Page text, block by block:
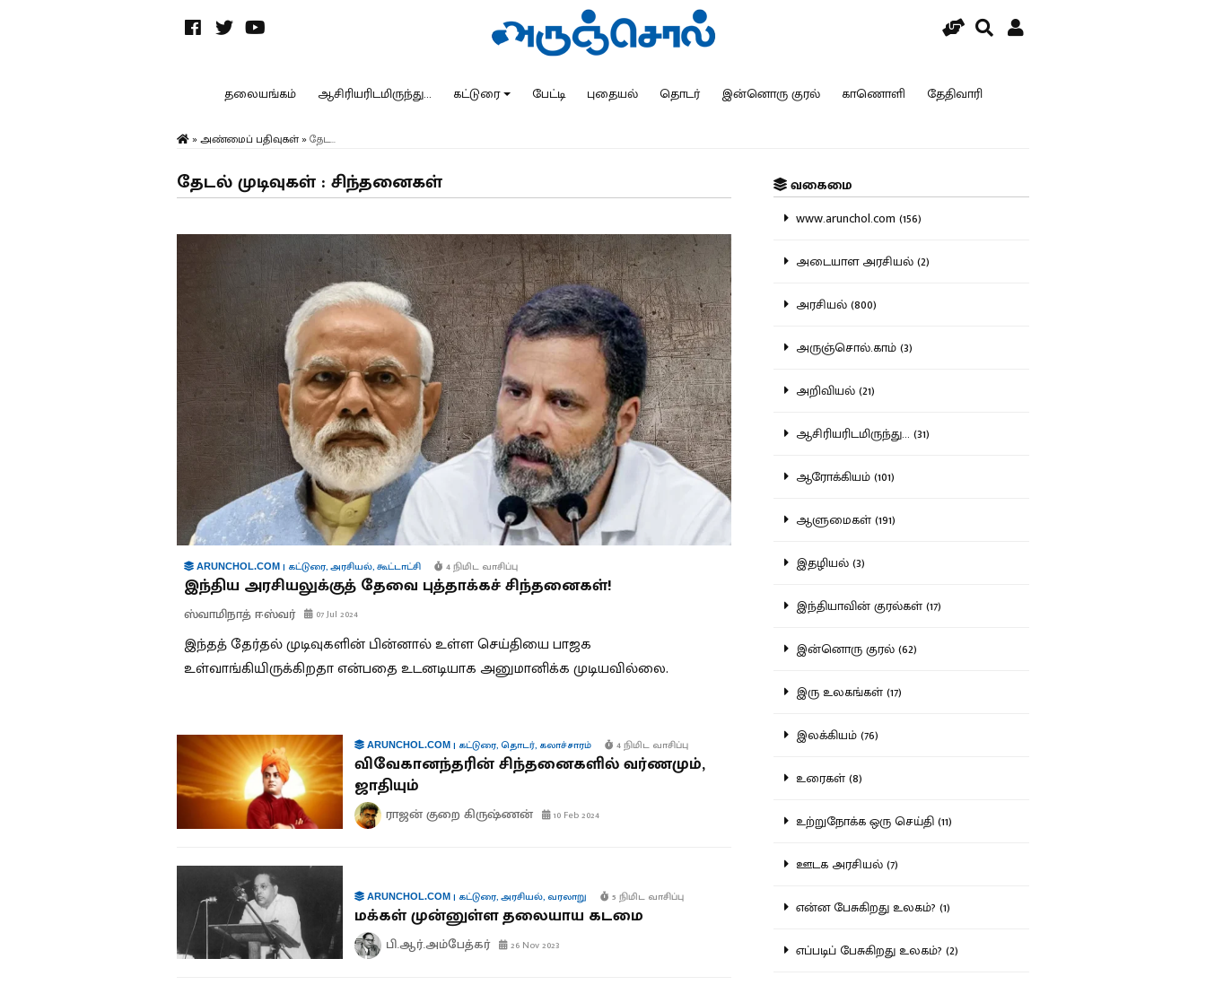
தலையங்கம் ஆசிரியரிடமிருந்து... கட்டுரை பேட்டி புதையல் தொடர் இன்னொரு குரல் காணொளி தேதிவாரி
» அண்மைப் பதிவுகள்» தேட...
தேடல் முடிவுகள் : சிந்தனைகள்
ARUNCHOL.COM | கட்டுரை,அரசியல்,கூட்டாட்சி 4 நிமிட வாசிப்பு
இந்திய அரசியலுக்குத் தேவை புத்தாக்கச் சிந்தனைகள்!
ஸ்வாமிநாத் ஈஸ்வர் 07 Jul 2024
இந்தத் தேர்தல் முடிவுகளின் பின்னால் உள்ள செய்தியை பாஜக
உள்வாங்கியிருக்கிறதா என்பதை உடனடியாக அனுமானிக்க முடியவில்லை.
ARUNCHOL.COM| கட்டுரை,தொடர், கலாச்சாரம் 4 நிமிட வாசிப்பு
விவேகானந்தரின் சிந்தனைகளில் வர்ணமும்,
ஜாதியும்
ராஜன் குறை கிருஷ்ணன் 10 Feb 2024
ARUNCHOL.COM| கட்டுரை,அரசியல், வரலாறு 5 நிமிட வாசிப்பு
மக்கள் முன்னுள்ள தலையாய கடமை
பி.ஆர்.அம்பேத்கர் 26 Nov 2023
வகைமை
www.arunchol.com (156)
அடையாள அரசியல் (2)
அரசியல் (800)
அருஞ்சொல்.காம் (3)
அறிவியல் (21)
ஆசிரியரிடமிருந்து... (31)
ஆரோக்கியம் (101)
ஆளுமைகள் (191)
இதழியல் (3)
இந்தியாவின் குரல்கள் (17)
இன்னொரு குரல் (62)
இரு உலகங்கள் (17)
இலக்கியம் (76)
உரைகள் (8)
உற்றுநோக்க ஒரு செய்தி (11)
ஊடக அரசியல் (7)
என்ன பேசுகிறது உலகம்? (1)
எப்படிப் பேசுகிறது உலகம்? (2)